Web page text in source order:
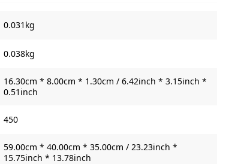
0.031kg
0.038kg
16.30cm * 8.00cm * 1.30cm / 6.42inch * 3.15inch *
0.51inch
450
59.00cm * 40.00cm * 35.00cm / 23.23inch *
15.75inch * 13.78inch